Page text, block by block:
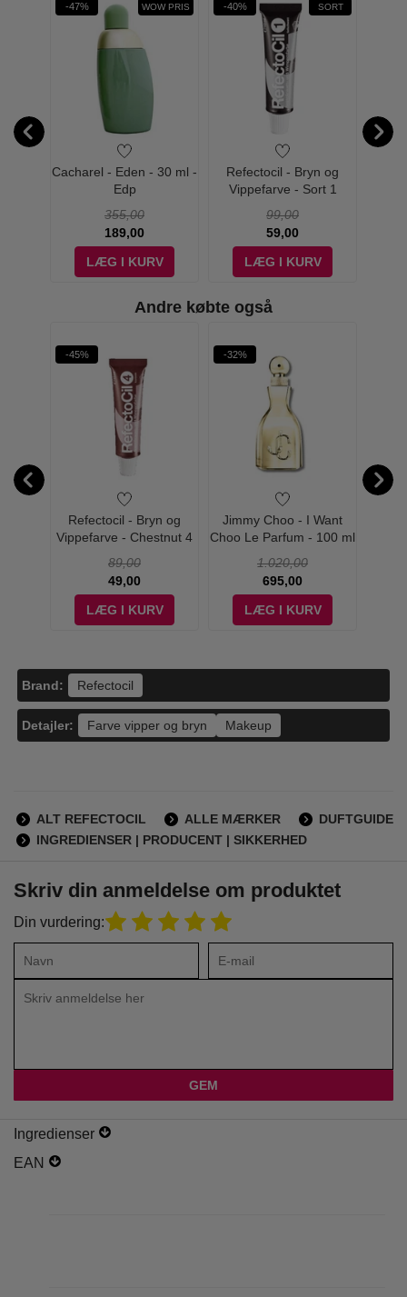
-47% WOW PRIS
Cacharel - Eden - 30 ml -
Edp
355,00
189,00
LÆG I KURV
-40% SORT
Refectocil - Bryn og
Vippefarve - Sort 1
99,00
59,00
LÆG I KURV
Andre købte også
-45%
Refectocil - Bryn og
Vippefarve - Chestnut 4
89,00
49,00
LÆG I KURV
-32%
Jimmy Choo - I Want
Choo Le Parfum - 100 ml
1.020,00
695,00
LÆG I KURV
Brand: Refectocil
Detajler: Farve vipper og bryn Makeup
ALT REFECTOCIL ALLE MÆRKER
DUFTGUIDE
INGREDIENSER | PRODUCENT | SIKKERHED
Skriv din anmeldelse om produktet
Din vurdering:
Ingredienser
EAN